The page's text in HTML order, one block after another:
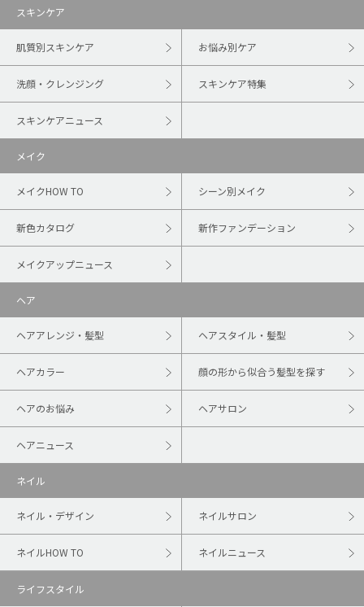
スキンケア
肌質別スキンケア お悩み別ケア
洗顔・クレンジング スキンケア特集
スキンケアニュース
メイク
メイクHOW TO シーン別メイク
新色カタログ 新作ファンデーション
メイクアップニュース
ヘア
ヘアアレンジ・髪型 ヘアスタイル・髪型
ヘアカラー 顔の形から似合う髪型を探す
ヘアのお悩み ヘアサロン
ヘアニュース
ネイル
ネイル・デザイン ネイルサロン
ネイルHOW TO ネイルニュース
ライフスタイル